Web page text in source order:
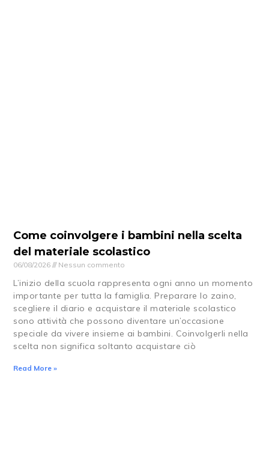
Come coinvolgere i bambini nella scelta
del materiale scolastico
06/08/2026 Nessun commento
L’inizio della scuola rappresenta ogni anno un momento
importante per tutta la famiglia. Preparare lo zaino,
scegliere il diario e acquistare il materiale scolastico
sono attività che possono diventare un’occasione
speciale da vivere insieme ai bambini. Coinvolgerli nella
scelta non significa soltanto acquistare ciò
Read More »